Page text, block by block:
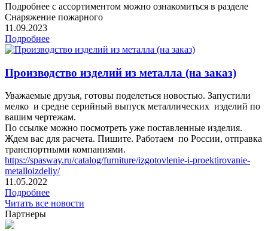
Подробнее с ассортиментом можно ознакомиться в разделе
Снаряжение пожарного
11.09.2023
Подробнее
Производство изделий из металла (на заказ)
Уважаемые друзья, готовы поделеться новостью. Запустили
мелко и средне серийный выпуск металлических изделий по
вашим чертежам.
По ссылке можно посмотреть уже поставленные изделия.
Ждем вас для расчета. Пишите. Работаем по России, отправка
транспортными компаниями.
https://spasway.ru/catalog/furniture/izgotovlenie-i-proektirovanie-
metalloizdeliy/
11.05.2022
Подробнее
Читать все новости
Партнеры